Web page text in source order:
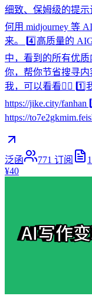
细致、保姆级的提示
何用 midjourney 等
来。 4️⃣高质量的
中，看到的所有优质
你，帮你节省搜寻
我，可以看看👇🏻 1️⃣
https://jike.city/
https://
泛函 771 订阅
¥40